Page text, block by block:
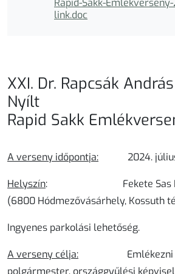
link.doc
XXI. Dr. Rapcsák
Nyílt
Rapid Sakk
A verseny időpontja: 2024.
Helyszín: Fekete Sas
(6800 Hódmezővásárhely, Kossuth
Ingyenes parkolási lehetőség.
A verseny célja:
polgármester, országgyűlési